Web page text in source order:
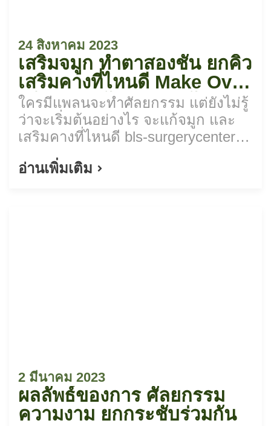
24 สิงหาคม 2023
เสริมจมูก ทำตาสองชั้น ยกคิ้ว
เสริมคางที่ไหนดี Make Over
พลิกลุคสะบัด สวยทุกสัดส่วน
ใครมีแพลนจะทำศัลยกรรม แต่ยังไม่รู้
ว่าจะเริ่มต้นอย่างไร จะแก้จมูก และ
เสริมคางที่ไหนดี bls-surgerycenter มี
คำตอบดีๆ มาฝาก
อ่านเพิ่มเติม
2 มีนาคม 2023
ผลลัพธ์ของการ ศัลยกรรม
ความงาม ยกกระชับร่วมกัน